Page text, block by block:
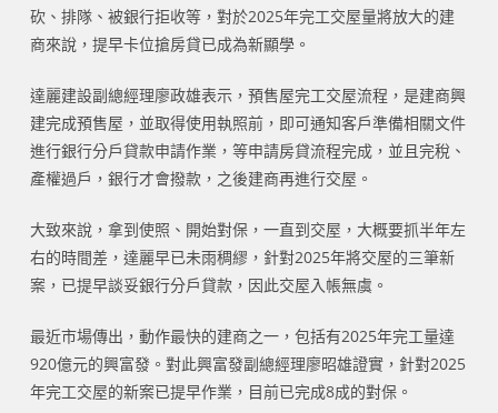
砍、排隊、被銀行拒收等，對於2025年完工交屋量將放大的建
商來說，提早卡位搶房貸已成為新顯學。
達麗建設副總經理廖政雄表示，預售屋完工交屋流程，是建商興
建完成預售屋，並取得使用執照前，即可通知客戶準備相關文件
進行銀行分戶貸款申請作業，等申請房貸流程完成，並且完稅、
產權過戶，銀行才會撥款，之後建商再進行交屋。
大致來說，拿到使照、開始對保，一直到交屋，大概要抓半年左
右的時間差，達麗早已未雨稠繆，針對2025年將交屋的三筆新
案，已提早談妥銀行分戶貸款，因此交屋入帳無虞。
最近市場傳出，動作最快的建商之一，包括有2025年完工量達
920億元的興富發。對此興富發副總經理廖昭雄證實，針對2025
年完工交屋的新案已提早作業，目前已完成8成的對保。